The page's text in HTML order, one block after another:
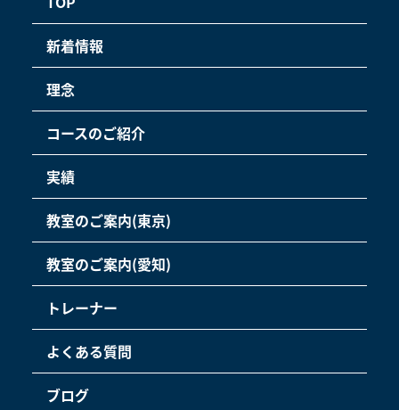
新着情報
理念
コースのご紹介
実績
教室のご案内(東京)
教室のご案内(愛知)
トレーナー
よくある質問
ブログ